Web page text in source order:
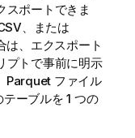
スポートできま
、または
は、エクスポート
プトで事前に明示
Parquet ファイル
ーブルを 1 つの